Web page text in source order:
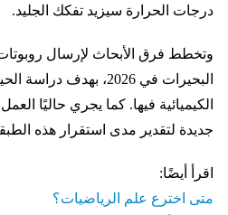
درجات الحرارة سيزيد تفكك الجليد.
وتخطط فرق الأبحاث لإرسال
البحيرات في 2026، بهدف
الكيميائية فيها. كما يجري حاليًا
جديدة لتقدير مدى استقرار هذه
اقرأ أيضًا:
متى اخترع علم الرياضيات؟